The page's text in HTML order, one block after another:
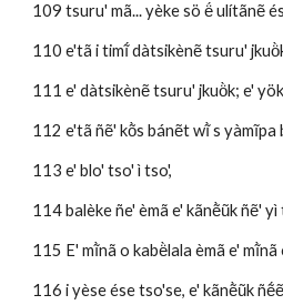
109 tsuru' mã... yèke sö ë́ ulítãnẽ
110 e'tã i timĩ́ dàtsikènẽ tsuru'
111 e' dàtsikènẽ tsuru' jkuö̀k; e'
112 e'tã ñẽ' kõ̀s bánẽt wĩ̀ s yàmĩpa
113 e' blo' tso' ì tso',
114 balèke ñe' èmã e' kãnẽ̀ũk ñẽ' yì
115 E' mĩ̀nã o kabë̀lala èmã e'
116 i yèse ése tso'se, e' kãnẽ̀ũk